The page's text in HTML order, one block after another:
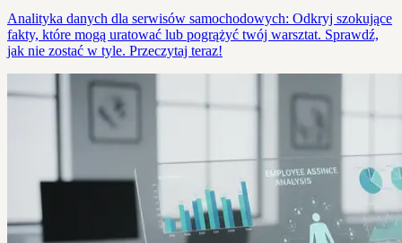
Analityka danych dla serwisów samochodowych: Odkryj szokujące
fakty, które mogą uratować lub pogrążyć twój warsztat. Sprawdź,
jak nie zostać w tyle. Przeczytaj teraz!